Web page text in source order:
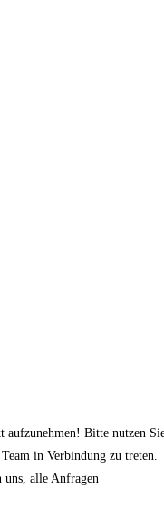
Bitte nutzen
in Verbindung zu treten.
uns, alle Anfragen